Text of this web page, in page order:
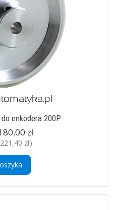
enkodera 200P
zł
221,40 zł)